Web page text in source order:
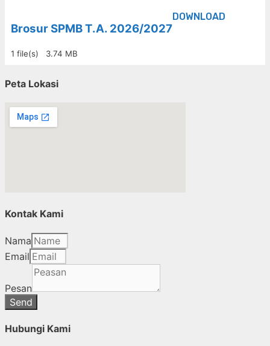
Brosur SPMB T.A. 2026/2027
1 file(s) 3.74 MB
DOWNLOAD
Peta Lokasi
Kontak Kami
Nama
Email
Pesan
Send
Hubungi Kami